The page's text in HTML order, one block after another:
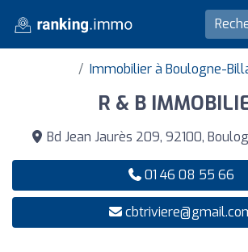
Immobilier à Boulogne-
R & B
Bd Jean Jaurès 209, 92100,
01 46 08 55 66